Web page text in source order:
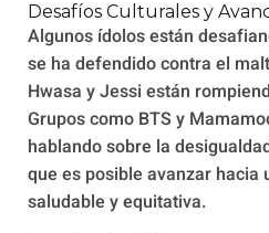
Desafíos Culturales y
Algunos ídolos están
se ha defendido contra el
Hwasa y Jessi están
Grupos como BTS y
hablando sobre la
que es posible avanzar hacia
saludable y equitativa.